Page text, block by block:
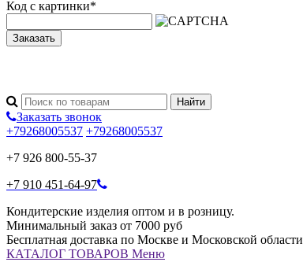
Код с картинки*
Заказать
Заказать звонок
+79268005537 +79268005537
+7 926 800-55-37
+7 910 451-64-97
Кондитерские изделия оптом и в розницу.
Минимальный заказ от 7000 руб
Бесплатная доставка по Москве и Московской области
КАТАЛОГ ТОВАРОВ Меню